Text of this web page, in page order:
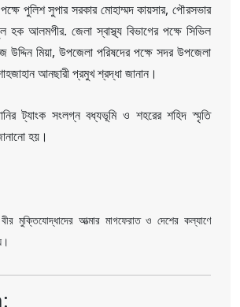
পুলিশ সুপার সরকার মোহাম্মদ কায়সার, পৌরসভার
আলমগীর. জেলা স্বাস্থ্য বিভাগের পক্ষে সিভিল
উদ্দিন মিয়া, উপজেলা পরিষদের পক্ষে সদর উপজেলা
আনছারী প্রমুখ শ্রদ্ধা জানান।
ট্যাংক সংলগ্ন বধ্যভূমি ও শহরের শহিদ স্মৃতি
হয়।
মুক্তিযোদ্ধাদের আত্মার মাগফেরাত ও দেশের কল্যাণে